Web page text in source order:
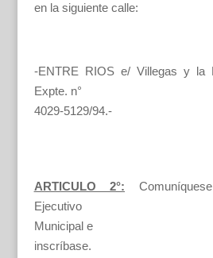
en la siguiente calle:
-ENTRE RIOS e/ Villegas y la
Expte. n°
4029-5129/94.-
ARTICULO 2°:
Ejecutivo
Municipal e
inscríbase.